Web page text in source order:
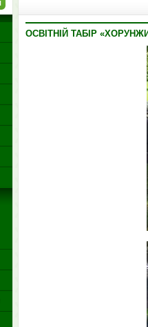
ОСВІТНІЙ ТАБІР